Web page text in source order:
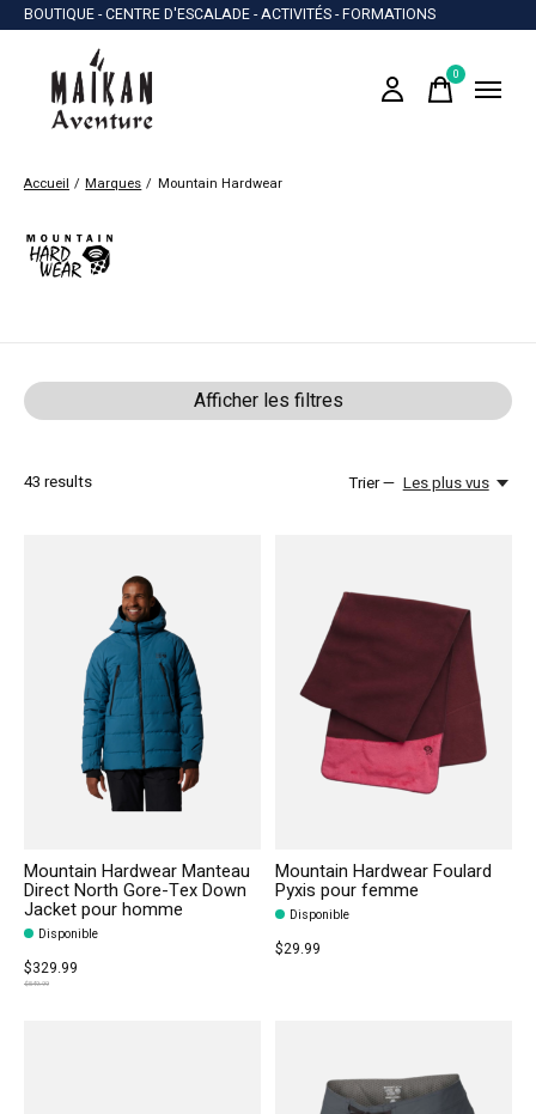
BOUTIQUE - CENTRE D'ESCALADE - ACTIVITÉS - FORMATIONS
0items
Accueil / Marques / Mountain Hardwear
Mountain Hardwear
Afficher les filtres
43 results Trier — Les plus vus
Mountain Hardwear Manteau
Direct North Gore-Tex Down
Jacket pour homme
Disponible
$329.99
$549.99
Mountain Hardwear Foulard
Pyxis pour femme
Disponible
$29.99